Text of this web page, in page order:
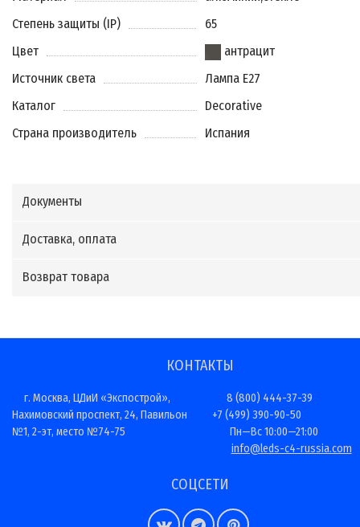
Степень защиты (IP)
65
Цвет
антрацит
Источник света
Лампа E27
Каталог
Decorative
Страна производитель
Испания
Документы
Доставка, оплата
Возврат товара
КОНТАКТЫ
г. Москва, ЦДиИ «Экспострой»,
Нахимовский проспект, 24, Павильон
№1, 2-эт, место №74-75
8 (800) 444-37-39
+7 (499) 390-90-50
Пн—Вс 10:00—21:00
info@leds-c4-russia.com
СОЦСЕТИ